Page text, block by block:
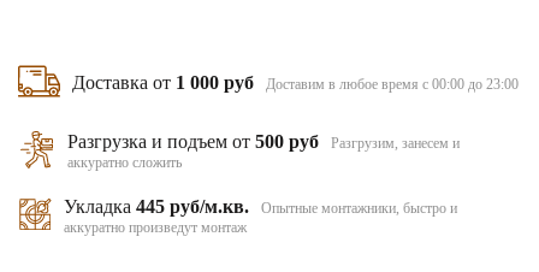
Доставка от 1 000 руб Доставим в любое время с 00:00 до 23:00
Разгрузка и подъем от500 руб
Разгрузим, занесем и
аккуратно сложить
Укладка 445 руб/м.кв.
Опытные монтажники, быстро и
аккуратно произведут монтаж